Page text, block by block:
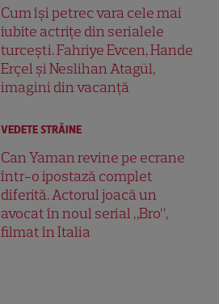
Cum își petrec vara cele mai
iubite actrițe din serialele
turcești. Fahriye Evcen, Hande
Erçel și Neslihan Atagül,
imagini din vacanță
VEDETE STRĂINE
Can Yaman revine pe ecrane
într-o ipostază complet
diferită. Actorul joacă un
avocat în noul serial „Bro”,
filmat în Italia